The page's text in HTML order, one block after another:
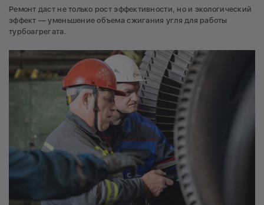
Ремонт даст не только рост эффективности, но и экологический
эффект — уменьшение объема сжигания угля для работы
турбоагрегата.